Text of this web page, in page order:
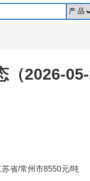
（2026-
苏省/常州市8550元/吨